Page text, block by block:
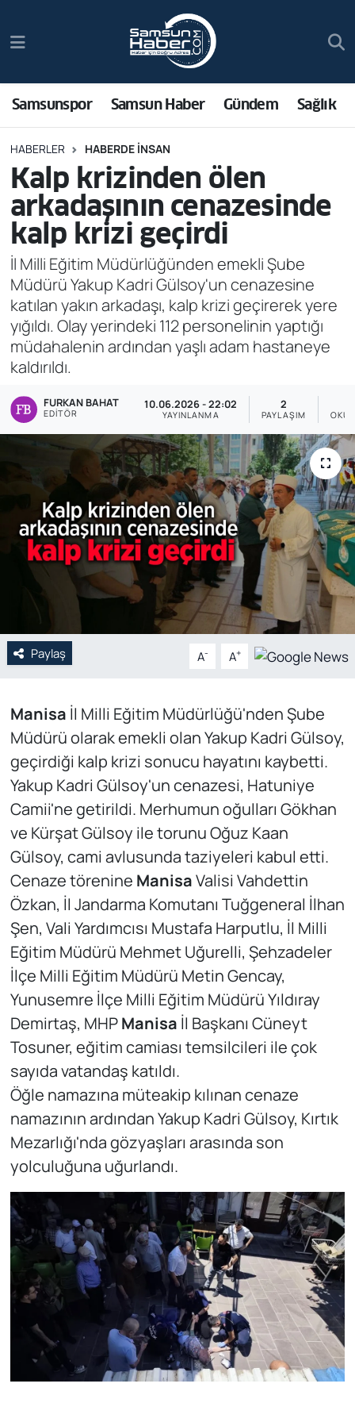
Samsunspor Samsun Haber Gündem Sağlık
HABERLER HABERDE INSAN
Kalp krizinden ölen
arkadaşının cenazesinde
kalp krizi geçirdi
İl Milli Eğitim Müdürlüğünden emekli Şube
Müdürü Yakup Kadri Gülsoy'un cenazesine
katılan yakın arkadaşı, kalp krizi geçirerek yere
yığıldı. Olay yerindeki 112 personelinin yaptığı
müdahalenin ardından yaşlı adam hastaneye
kaldırıldı.
FURKAN BAHAT
EDITÖR
10.06.2026 - 22:02
YAYINLANMA
2
PAYLAŞIM
Paylaş A- A+
Manisa İl Milli Eğitim Müdürlüğü'nden Şube
Müdürü olarak emekli olan Yakup Kadri Gülsoy,
geçirdiği kalp krizi sonucu hayatını kaybetti.
Yakup Kadri Gülsoy'un cenazesi, Hatuniye
Camii'ne getirildi. Merhumun oğulları Gökhan
ve Kürşat Gülsoy ile torunu Oğuz Kaan
Gülsoy, cami avlusunda taziyeleri kabul etti.
Cenaze törenine ManisaValisi Vahdettin
Özkan, İl Jandarma Komutanı Tuğgeneral İlhan
Şen, Vali Yardımcısı Mustafa Harputlu, İl Milli
Eğitim Müdürü Mehmet Uğurelli, Şehzadeler
İlçe Milli Eğitim Müdürü Metin Gencay,
Yunusemre İlçe Milli Eğitim Müdürü Yıldıray
Demirtaş, MHPManisa İl Başkanı Cüneyt
Tosuner, eğitim camiası temsilcileri ile çok
sayıda vatandaş katıldı.
Öğle namazına müteakip kılınan cenaze
namazının ardından Yakup Kadri Gülsoy, Kırtık
Mezarlığı'nda gözyaşları arasında son
yolculuğuna uğurlandı.
Samsun Haber
Sağlık
Asayiş
Bilim ve Teknoloji
Bölge
Dünya
Ekonomi
Özel Haber
POLİTİKA
Siyaset
Spor
Web Tv
Yerel
Trafik Durumu
Süper Lig Puan Durumu ve Fikstür
Tüm Manşetler
Son Dakika Haberleri
Haber Arşivi